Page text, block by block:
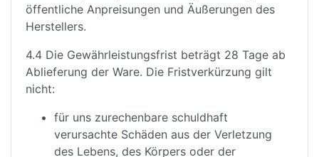
öffentliche Anpreisungen und Äußerungen des
Herstellers.
4.4 Die Gewährleistungsfrist beträgt 28 Tage ab
Ablieferung der Ware. Die Fristverkürzung gilt
nicht:
für uns zurechenbare schuldhaft
verursachte Schäden aus der Verletzung
des Lebens, des Körpers oder der